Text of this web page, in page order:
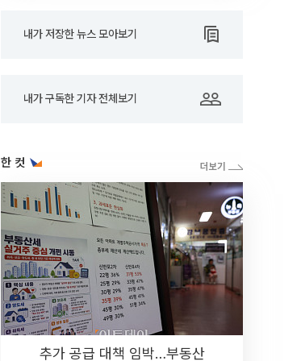
내가 저장한 뉴스 모아보기
내가 구독한 기자 전체보기
한 컷
추가 공급 대책 임박…부동산